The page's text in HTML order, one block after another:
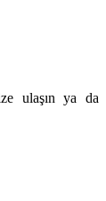
ulaşın ya da